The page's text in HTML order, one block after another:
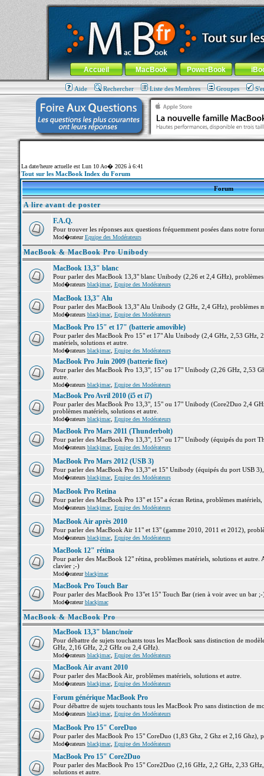
MacBook-fr.com : 100% Apple... 100% nomade !
Aller au contenu-Aller au menu général-Aller au menu de
Menu général
Accueil MacBook PowerBook
Aide Rechercher Liste des Membres Groupes
La date/heure actuelle est Lun 10 Ao� 2026 à 6:41
Tout sur les MacBook Index du Forum
Forum
A lire avant de poster
F.A.Q.
Pour trouver les réponses aux questions fréquemment posées dans notre
Mod�rateurEquipe des Modérateurs
MacBook & MacBook Pro Unibody
MacBook 13,3" blanc
Pour parler des MacBook 13,3" blanc Unibody (2,26 et 2,4 GHz),
Mod�rateurs blackjmac, Equipe des Modérateurs
MacBook 13,3" Alu
Pour parler des MacBook 13,3" Alu Unibody (2 GHz, 2,4 GHz), problèmes
Mod�rateurs blackjmac, Equipe des Modérateurs
MacBook Pro 15" et 17" (batterie amovible)
Pour parler des MacBook Pro 15" et 17" Alu Unibody (2,4 GHz, 2,53 GHz,
matériels, solutions et autre.
Mod�rateurs blackjmac, Equipe des Modérateurs
MacBook Pro Juin 2009 (batterie fixe)
Pour parler des MacBook Pro 13,3", 15" ou 17" Unibody (2,26 GHz, 2,53
autre.
Mod�rateurs blackjmac, Equipe des Modérateurs
MacBook Pro Avril 2010 (i5 et i7)
Pour parler des MacBook Pro 13,3", 15" ou 17" Unibody (Core2Duo 2,4
problèmes matériels, solutions et autre.
Mod�rateurs blackjmac, Equipe des Modérateurs
MacBook Pro Mars 2011 (Thunderbolt)
Pour parler des MacBook Pro 13,3", 15" ou 17" Unibody (équipés du port
Mod�rateurs blackjmac, Equipe des Modérateurs
MacBook Pro Mars 2012 (USB 3)
Pour parler des MacBook Pro 13,3" et 15" Unibody (équipés du port USB
Mod�rateurs blackjmac, Equipe des Modérateurs
MacBook Pro Retina
Pour parler des MacBook Pro 13" et 15" a écran Retina, problèmes matériels,
Mod�rateurs blackjmac, Equipe des Modérateurs
MacBook Air après 2010
Pour parler des MacBook Air 11" et 13" (gamme 2010, 2011 et 2012),
Mod�rateurs blackjmac, Equipe des Modérateurs
MacBook 12" rétina
Pour parler des MacBook 12" rétina, problèmes matériels, solutions et
clavier ;-)
Mod�rateurblackjmac
MacBook Pro Touch Bar
Pour parler des MacBook Pro 13"et 15" Touch Bar (rien à voir avec un bar
Mod�rateurblackjmac
MacBook & MacBook Pro
MacBook 13,3" blanc/noir
Pour débattre de sujets touchants tous les MacBook sans distinction de
GHz, 2,16 GHz, 2,2 GHz ou 2,4 GHz).
Mod�rateurs blackjmac, Equipe des Modérateurs
MacBook Air avant 2010
Pour parler des MacBook Air, problèmes matériels, solutions et autre.
Mod�rateurs blackjmac, Equipe des Modérateurs
Forum générique MacBook Pro
Pour débattre de sujets touchants tous les MacBook Pro sans distinction de
Mod�rateurs blackjmac, Equipe des Modérateurs
MacBook Pro 15" CoreDuo
Pour parler des MacBook Pro 15" CoreDuo (1,83 Ghz, 2 Ghz et 2,16 Ghz),
Mod�rateurs blackjmac, Equipe des Modérateurs
MacBook Pro 15" Core2Duo
Pour parler des MacBook Pro 15" Core2Duo (2,16 GHz, 2,2 GHz, 2,33
solutions et autre.